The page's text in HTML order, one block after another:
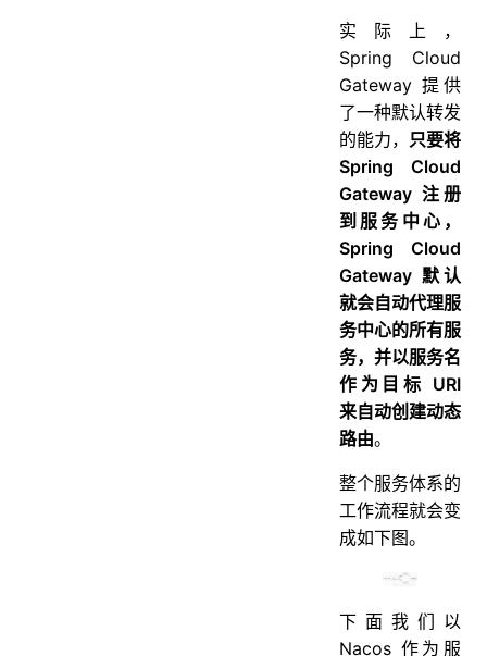
实际上，
Spring Cloud
Gateway 提供
了一种默认转发
的能力， 只要将
Spring Cloud
Gateway 注册
到服务中心，
Spring Cloud
Gateway 默认
就会自动代理服
务中心的所有服
务，并以服务名
作为目标 URI
来自动创建动态
路由。
整个服务体系的
工作流程就会变
成如下图。
下面我们以
Nacos 作为服